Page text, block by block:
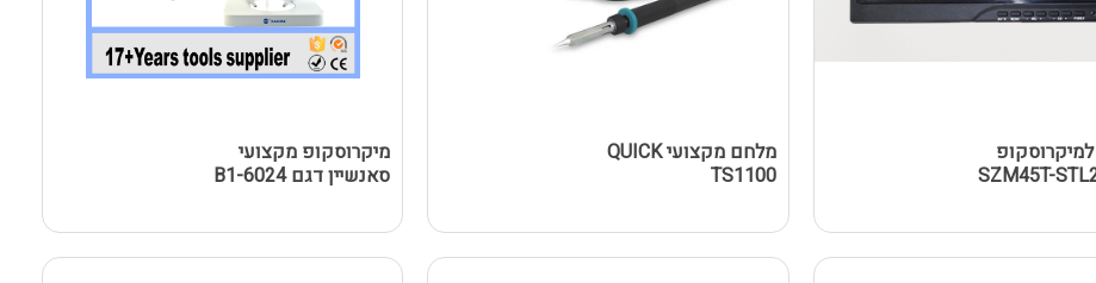
מסך HD למיקרוסקופ
מלחם מקצועי QUICK
TS1100
מיקרוסקופ מקצועי
סאנשיין דגם 6024-B1